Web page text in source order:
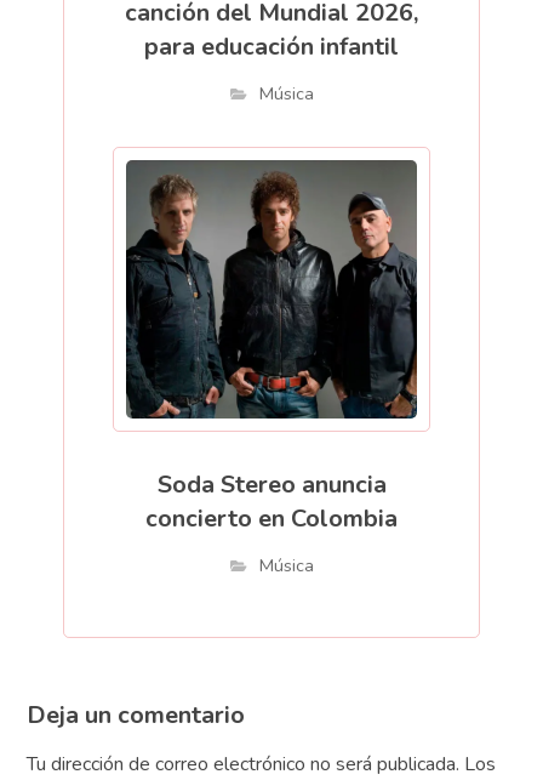
canción del Mundial 2026,
para educación infantil
Música
Soda Stereo anuncia
concierto en Colombia
Música
Deja un comentario
Tu dirección de correo electrónico no será publicada. Los